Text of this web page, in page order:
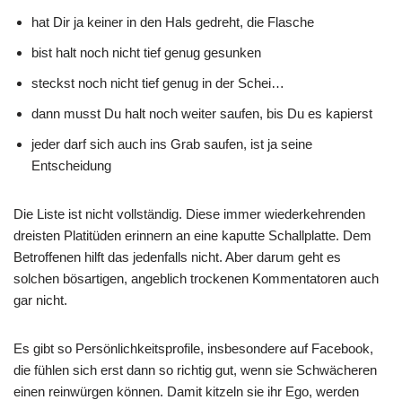
hat Dir ja keiner in den Hals gedreht, die Flasche
bist halt noch nicht tief genug gesunken
steckst noch nicht tief genug in der Schei…
dann musst Du halt noch weiter saufen, bis Du es kapierst
jeder darf sich auch ins Grab saufen, ist ja seine
Entscheidung
Die Liste ist nicht vollständig. Diese immer wiederkehrenden
dreisten Platitüden erinnern an eine kaputte Schallplatte. Dem
Betroffenen hilft das jedenfalls nicht. Aber darum geht es
solchen bösartigen, angeblich trockenen Kommentatoren auch
gar nicht.
Es gibt so Persönlichkeitsprofile, insbesondere auf Facebook,
die fühlen sich erst dann so richtig gut, wenn sie Schwächeren
einen reinwürgen können. Damit kitzeln sie ihr Ego, werden